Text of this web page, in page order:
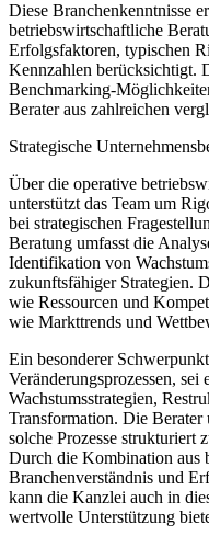
Diese Branchenkenntnisse
betriebswirtschaftliche
Erfolgsfaktoren, typischen
Kennzahlen berücksichtigt.
Benchmarking-
Berater aus zahlreichen
Strategische
Über die operative
unterstützt das Team um
bei strategischen
Beratung umfasst die
Identifikation von
zukunftsfähiger Strategien.
wie Ressourcen und
wie Markttrends und
Ein besonderer
Veränderungsprozessen, sei
Wachstumsstrategien,
Transformation. Die Berater
solche Prozesse strukturiert
Durch die Kombination aus
Branchenverständnis und
kann die Kanzlei auch in
wertvolle Unterstützung